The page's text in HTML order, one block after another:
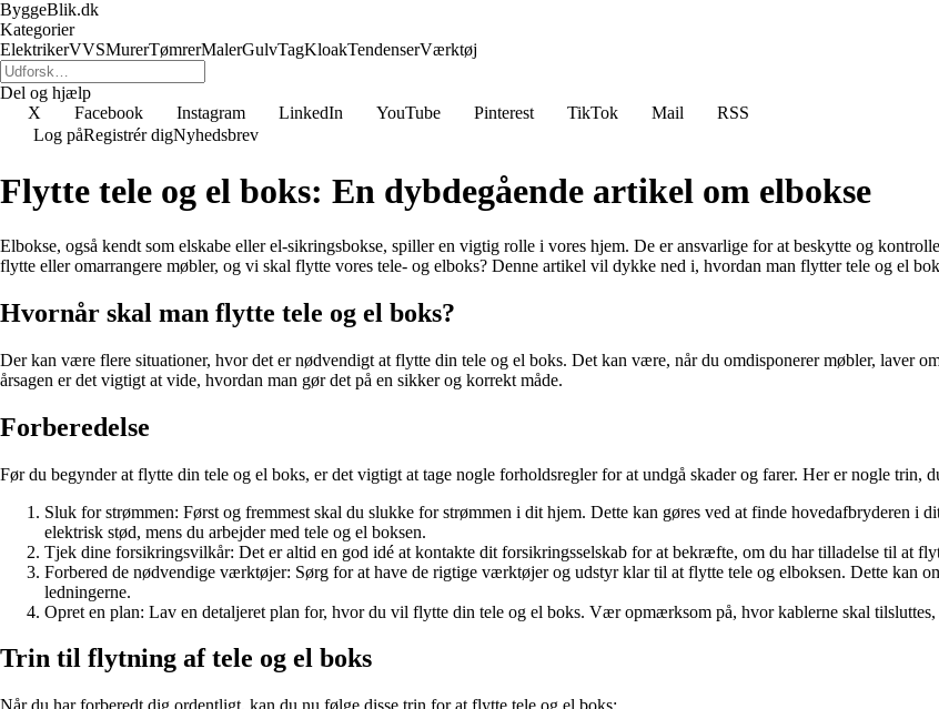
ByggeBlik.dk
Kategorier
ElektrikerVVSMurerTømrerMalerGulvTagKloakTendenserVærktøj
Del og hjælp
X
Facebook Instagram LinkedIn YouTube Pinterest TikTok Mail
RSS
Log påRegistrér digNyhedsbrev
Flytte tele og el boks: En dybdegående artikel om elbokse
Elbokse, også kendt som elskabe eller el-sikringsbokse, spiller en vigtig rolle i vores hjem. De er ansvarlige for at beskytte og
flytte eller omarrangere møbler, og vi skal flytte vores tele- og elboks? Denne artikel vil dykke ned i, hvordan man flytter tele og el
Hvornår skal man flytte tele og el boks?
Der kan være flere situationer, hvor det er nødvendigt at flytte din tele og el boks. Det kan være, når du omdisponerer møbler, laver
årsagen er det vigtigt at vide, hvordan man gør det på en sikker og korrekt måde.
Forberedelse
Før du begynder at flytte din tele og el boks, er det vigtigt at tage nogle forholdsregler for at undgå skader og farer. Her er nogle trin,
Sluk for strømmen: Først og fremmest skal du slukke for strømmen i dit hjem. Dette kan gøres ved at finde hovedafbryderen
elektrisk stød, mens du arbejder med tele og el boksen.
Tjek dine forsikringsvilkår: Det er altid en god idé at kontakte dit forsikringsselskab for at bekræfte, om du har tilladelse til at
Forbered de nødvendige værktøjer: Sørg for at have de rigtige værktøjer og udstyr klar til at flytte tele og elboksen. Dette kan
ledningerne.
Opret en plan: Lav en detaljeret plan for, hvor du vil flytte din tele og el boks. Vær opmærksom på, hvor kablerne skal
Trin til flytning af tele og el boks